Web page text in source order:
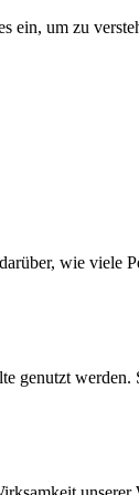
ein, um zu
wie viele
genutzt werden.